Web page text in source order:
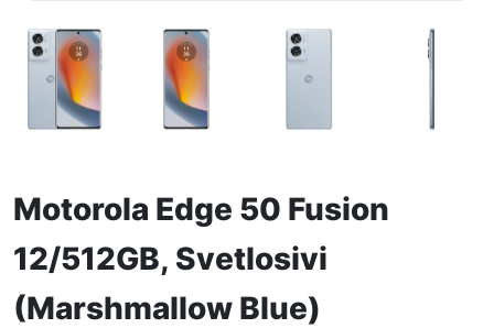
Motorola Edge 50 Fusion
12/512GB, Svetlosivi
(Marshmallow Blue)